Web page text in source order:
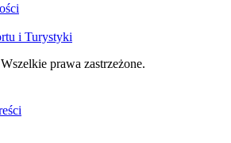
i Turystyki
prawa zastrzeżone.